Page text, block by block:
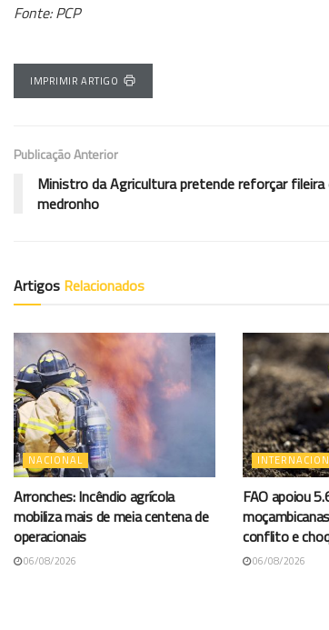
Fonte: PCP
IMPRIMIR ARTIGO
Publicação Anterior
Ministro da Agricultura pretende reforçar fileira
medronho
Artigos Relacionados
NACIONAL
Arronches: Incêndio agrícola
mobiliza mais de meia centena de
operacionais
06/08/2026
FAO apoiou
conflito e
06/08/2026